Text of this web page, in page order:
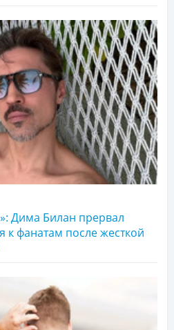
Дима Билан прервал
к фанатам после жесткой